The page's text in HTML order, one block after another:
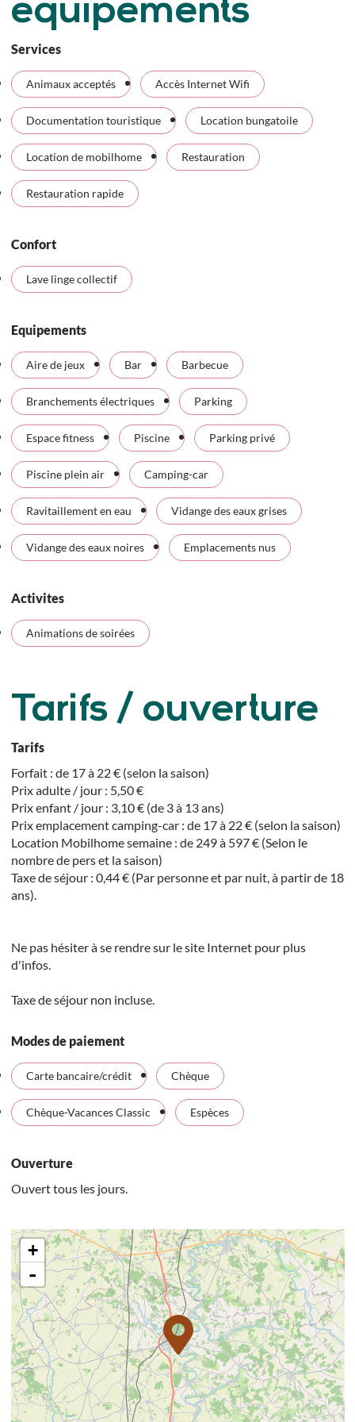
équipements
Services
Animaux acceptés Accès Internet Wifi
Documentation touristique Location bungatoile
Location de mobilhome Restauration
Restauration rapide
Confort
Lave linge collectif
Equipements
Aire de jeux Bar Barbecue
Branchements électriques Parking
Espace fitness Piscine Parking privé
Piscine plein air Camping-car
Ravitaillement en eau Vidange des eaux grises
Vidange des eaux noires Emplacements nus
Activites
Animations de soirées
Tarifs / ouverture
Tarifs
Forfait : de 17 à 22 € (selon la saison)
Prix adulte / jour : 5,50 €
Prix enfant / jour : 3,10 € (de 3 à 13 ans)
Prix emplacement camping-car : de 17 à 22 € (selon la saison)
Location Mobilhome semaine : de 249 à 597 € (Selon le
nombre de pers et la saison)
Taxe de séjour : 0,44 € (Par personne et par nuit, à partir de 18
ans).
Ne pas hésiter à se rendre sur le site Internet pour plus
d'infos.
Taxe de séjour non incluse.
Modes de paiement
Carte bancaire/crédit Chèque
Chèque-Vacances Classic Espèces
Ouverture
Ouvert tous les jours.
+
-